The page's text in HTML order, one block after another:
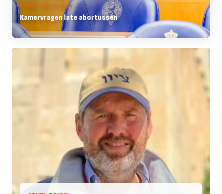
NIEUWS - 14 JULI 2026
Kamervragen late abortussen